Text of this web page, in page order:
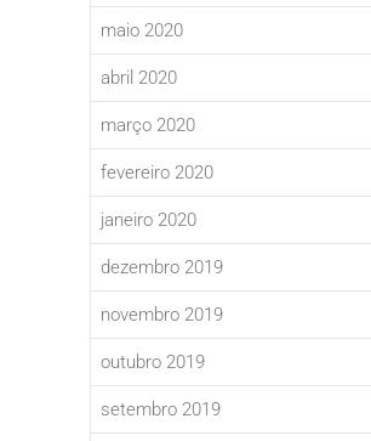
maio 2020
abril 2020
março 2020
fevereiro 2020
janeiro 2020
dezembro 2019
novembro 2019
outubro 2019
setembro 2019